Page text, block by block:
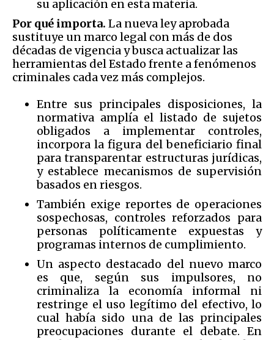
su aplicación en esta materia.
Por qué importa. La nueva ley aprobada
sustituye un marco legal con más de dos
décadas de vigencia y busca actualizar las
herramientas del Estado frente a fenómenos
criminales cada vez más complejos.
Entre sus principales disposiciones, la
normativa amplía el listado de sujetos
obligados a implementar controles,
incorpora la figura del beneficiario final
para transparentar estructuras jurídicas,
y establece mecanismos de supervisión
basados en riesgos.
También exige reportes de operaciones
sospechosas, controles reforzados para
personas políticamente expuestas y
programas internos de cumplimiento.
Un aspecto destacado del nuevo marco
es que, según sus impulsores, no
criminaliza la economía informal ni
restringe el uso legítimo del efectivo, lo
cual había sido una de las principales
preocupaciones durante el debate. En